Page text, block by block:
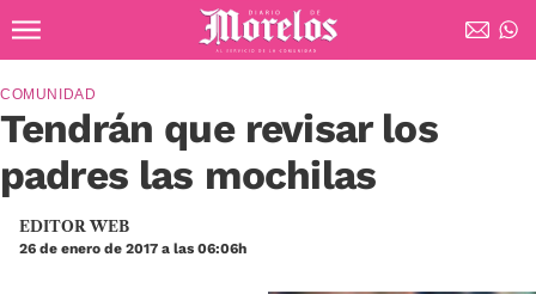
Diario de Morelos
Tendrán que revisar los
padres las mochilas
COMUNIDAD
EDITOR WEB
26 de enero de 2017 a las 06:06h